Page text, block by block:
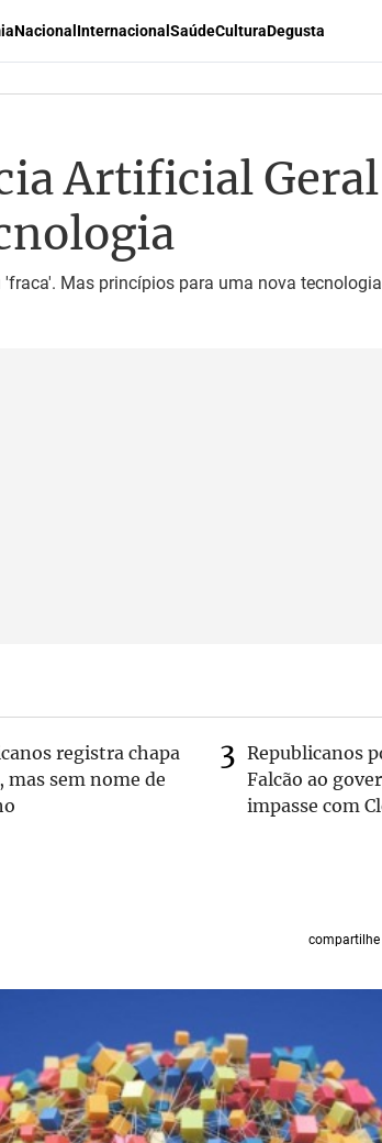
Nacional Internacional SaúdeCulturaDegusta
Artificial
Mas princípios para uma nova
registra chapa
mas sem nome de
Republicanos
Falcão ao
impasse com
compartilhe